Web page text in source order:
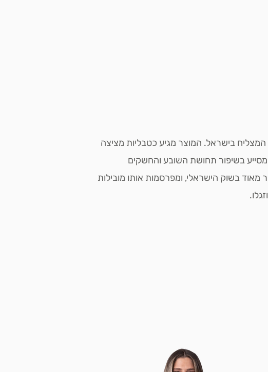
המצליח בישראל. המוצר מגיע כטבליות מציצה
בשיפור תחושת השובע והחשקים
מאוד בשוק הישראלי, ומפרסמות אותו מובילות